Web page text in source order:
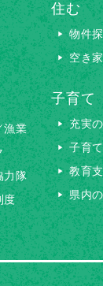
漁業
力隊
度
住む
物件
空き
子育て
充実
子育
教育
県内